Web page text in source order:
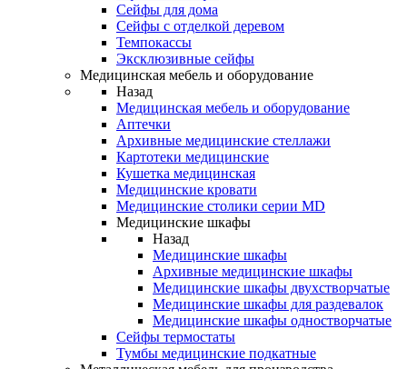
Сейфы для дома
Сейфы с отделкой деревом
Темпокассы
Эксклюзивные сейфы
Медицинская мебель и оборудование
Назад
Медицинская мебель и оборудование
Аптечки
Архивные медицинские стеллажи
Картотеки медицинские
Кушетка медицинская
Медицинские кровати
Медицинские столики серии MD
Медицинские шкафы
Назад
Медицинские шкафы
Архивные медицинские шкафы
Медицинские шкафы двухстворчатые
Медицинские шкафы для раздевалок
Медицинские шкафы одностворчатые
Сейфы термостаты
Тумбы медицинские подкатные